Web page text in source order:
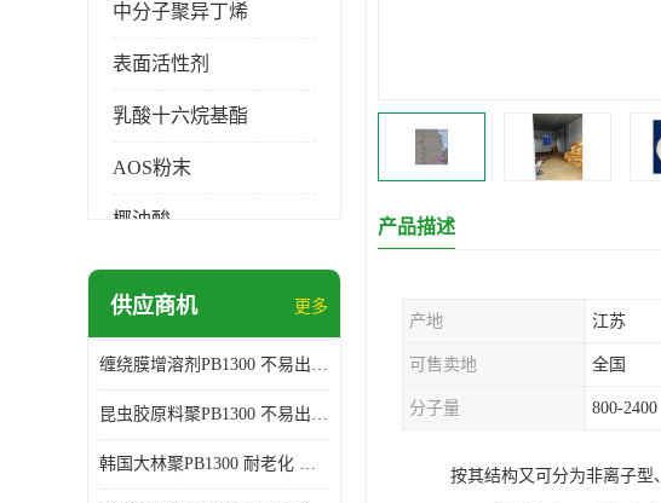
中分子聚异丁烯
表面活性剂
乳酸十六烷基酯
AOS粉末
椰油酸
月桂醇磺基琥珀酸酯二钠
谷氨酸钠
阳离子表面活性剂
供应商机 更多
缠绕膜增溶剂PB1300 不易出现分层沉淀 应用范围广
昆虫胶原料聚PB1300 不易出现分层沉淀 耐老化
韩国大林聚PB1300 耐老化 应用范围广
产品描述
产地 江苏
可售卖地 全国
分子量 800-2400
按其结构又可分为非离子型